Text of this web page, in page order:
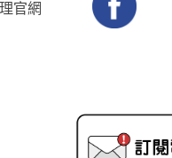
官網